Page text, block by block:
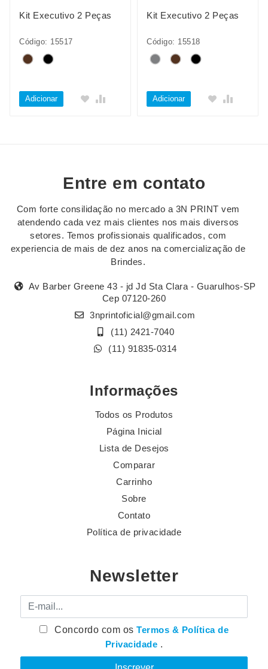
Kit Executivo 2 Peças
Código: 15517
Adicionar
Kit Executivo 2 Peças
Código: 15518
Adicionar
Entre em contato
Com forte consilidação no mercado a 3N PRINT vem
atendendo cada vez mais clientes nos mais diversos
setores. Temos profissionais qualificados, com
experiencia de mais de dez anos na comercialização de
Brindes.
Av Barber Greene 43 - jd Jd Sta Clara - Guarulhos-SP
Cep 07120-260
3nprintoficial@gmail.com
(11) 2421-7040
(11) 91835-0314
Informações
Todos os Produtos
Página Inicial
Lista de Desejos
Comparar
Carrinho
Sobre
Contato
Política de privacidade
Newsletter
E-mail
Concordo com osTermos & Política de
Privacidade .